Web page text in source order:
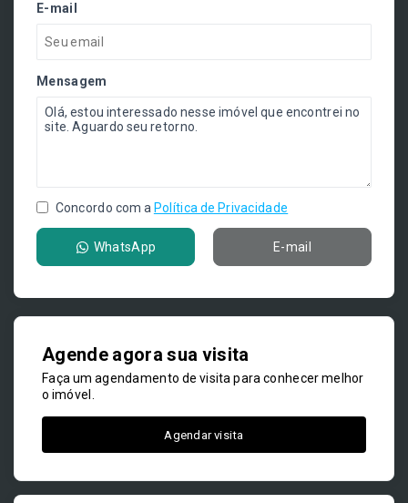
E-mail
Mensagem
Concordo com a Política de Privacidade
WhatsApp E-mail
Agende agora sua visita
Faça um agendamento de visita para conhecer melhor
o imóvel.
Agendar visita